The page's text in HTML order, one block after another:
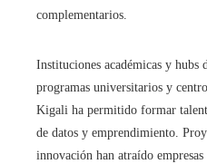
complementarios.
Instituciones académicas y hubs
programas universitarios y
Kigali ha permitido formar
de datos y emprendimiento.
innovación han atraído